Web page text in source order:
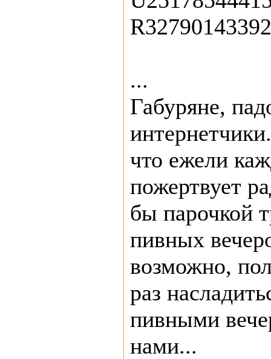
...
Габуряне,
что ежели
пожертвует
бы парочкой
пивных
возможно,
раз
пивными
нами...